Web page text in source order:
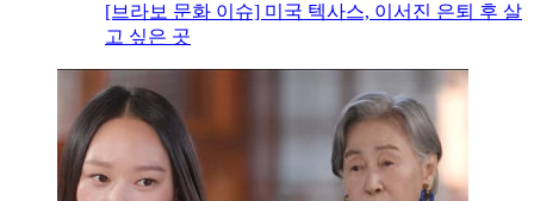
[브라보 문화 이슈] 미국 텍사스, 이서진 은퇴 후 살
고 싶은 곳